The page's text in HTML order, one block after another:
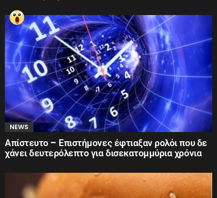
NEWS
Απίστευτο – Επιστήμονες έφτιαξαν ρολόι που δε
χάνει δευτερόλεπτο για δισεκατομμύρια χρόνια